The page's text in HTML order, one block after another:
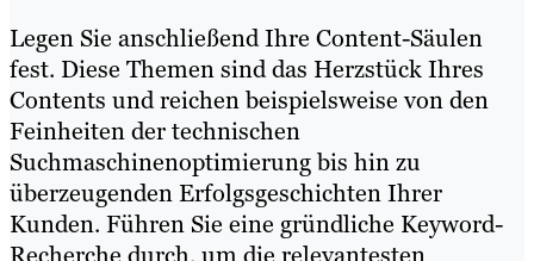
Legen Sie anschließend Ihre Content-Säulen
fest. Diese Themen sind das Herzstück Ihres
Contents und reichen beispielsweise von den
Feinheiten der technischen
Suchmaschinenoptimierung bis hin zu
überzeugenden Erfolgsgeschichten Ihrer
Kunden. Führen Sie eine gründliche Keyword-
Recherche durch, um die relevantesten